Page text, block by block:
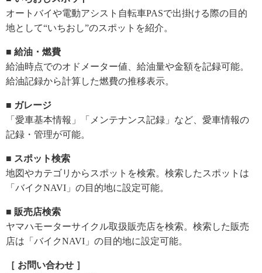
オートバイや電動アシスト自転車PASで出掛ける際の目的
地として“いちおし”のスポットを紹介。
■ 給油・燃費
給油時点でのオドメーター値、給油量や金額を記録可能。
給油記録から計算した燃費の推移表示。
■ ガレージ
「愛車基本情報」「メンテナンス記録」など、愛車情報の
記録・管理が可能。
■ スポット検索
地図やカテゴリからスポットを検索。検索したスポットは
「バイクNAVI」の目的地に設定可能。
■ 販売店検索
ヤマハモーターサイクル取扱販売店を検索。検索した販売
店は「バイクNAVI」の目的地に設定可能。
［ お問い合わせ ］